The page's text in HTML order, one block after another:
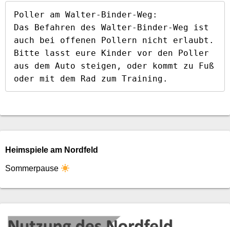
Poller am Walter-Binder-Weg:
Das Befahren des Walter-Binder-Weg ist
auch bei offenen Pollern nicht erlaubt.
Bitte lasst eure Kinder vor den Poller
aus dem Auto steigen, oder kommt zu Fuß
oder mit dem Rad zum Training.
Heimspiele am Nordfeld
Sommerpause